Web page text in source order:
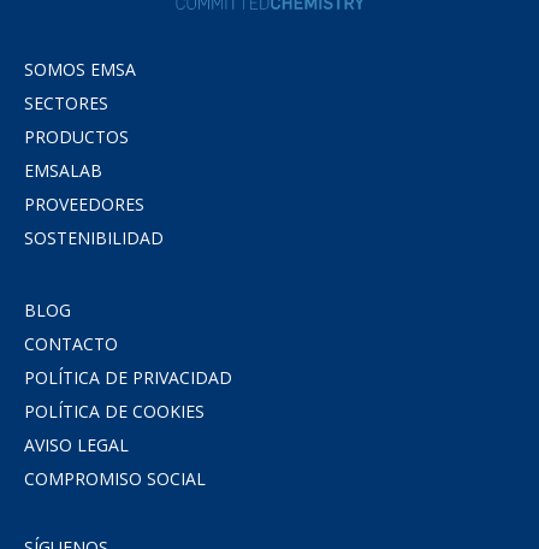
SOMOS EMSA
SECTORES
PRODUCTOS
EMSALAB
PROVEEDORES
SOSTENIBILIDAD
BLOG
CONTACTO
POLÍTICA DE PRIVACIDAD
POLÍTICA DE COOKIES
AVISO LEGAL
COMPROMISO SOCIAL